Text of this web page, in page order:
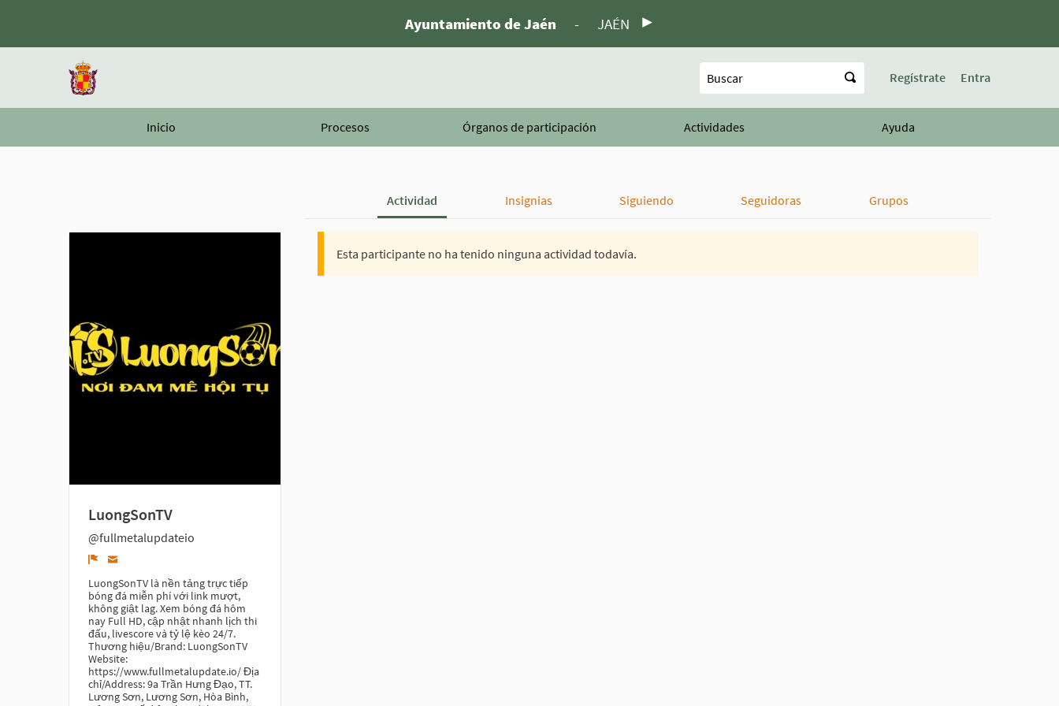
Ayuntamiento de Jaén - JAÉN
Regístrate Entra
Inicio Procesos Órganos de participación Actividades Ayuda
Actividad Insignias Siguiendo Seguidoras Grupos
LuongSonTV
@fullmetalupdateio
Denunciar
LuongSonTV là nền tảng trực tiếp
bóng đá miễn phí với link mượt,
không giật lag. Xem bóng đá hôm
nay Full HD, cập nhật nhanh lịch thi
đấu, livescore và tỷ lệ kèo 24/7.
Thương hiệu/Brand: LuongSonTV
Website:
https://www.fullmetalupdate.io/ Địa
chỉ/Address: 9a Trần Hưng Đạo, TT.
Lương Sơn, Lương Sơn, Hòa Bình,
Esta participante no ha tenido ninguna actividad todavía.